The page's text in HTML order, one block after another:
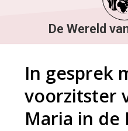
De Wereld
In gesprek
voorzitster
Maria in de